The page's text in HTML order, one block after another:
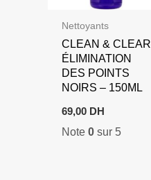
Nettoyants
CLEAN & CLEAR
ÉLIMINATION
DES POINTS
NOIRS – 150ML
69,00 DH
Note 0sur 5